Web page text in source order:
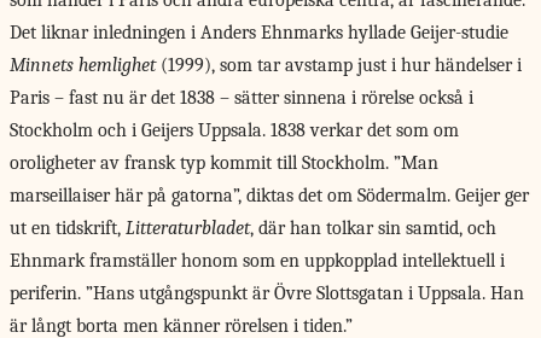
Det liknar inledningen i Anders Ehnmarks hyllade Geijer-studie
Minnets hemlighet(1999), som tar avstamp just i hur händelser i
Paris – fast nu är det 1838 – sätter sinnena i rörelse också i
Stockholm och i Geijers Uppsala. 1838 verkar det som om
oroligheter av fransk typ kommit till Stockholm. ”Man
marseillaiser här på gatorna”, diktas det om Södermalm. Geijer ger
ut en tidskrift, Litteraturbladet, där han tolkar sin samtid, och
Ehnmark framställer honom som en uppkopplad intellektuell i
periferin. ”Hans utgångspunkt är Övre Slottsgatan i Uppsala. Han
är långt borta men känner rörelsen i tiden.”